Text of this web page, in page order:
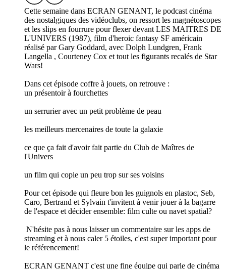
Cette semaine dans ECRAN GENANT, le podcast cinéma
des nostalgiques des vidéoclubs, on ressort les magnétoscopes
et les slips en fourrure pour flexer devant LES MAITRES DE
L'UNIVERS (1987), film d'heroic fantasy SF américain
réalisé par Gary Goddard, avec Dolph Lundgren, Frank
Langella , Courteney Cox et tout les figurants recalés de Star
Wars!
Dans cet épisode coffre à jouets, on retrouve :
un présentoir à fourchettes
un serrurier avec un petit problème de peau
les meilleurs mercenaires de toute la galaxie
ce que ça fait d'avoir fait partie du Club de Maîtres de
l'Univers
un film qui copie un peu trop sur ses voisins
Pour cet épisode qui fleure bon les guignols en plastoc, Seb,
Caro, Bertrand et Sylvain t'invitent à venir jouer à la bagarre
de l'espace et décider ensemble: film culte ou navet spatial?
N'hésite pas à nous laisser un commentaire sur les apps de
streaming et à nous caler 5 étoiles, c'est super important pour
le référencement!
ECRAN GENANT c'est une fine équipe qui parle de cinéma